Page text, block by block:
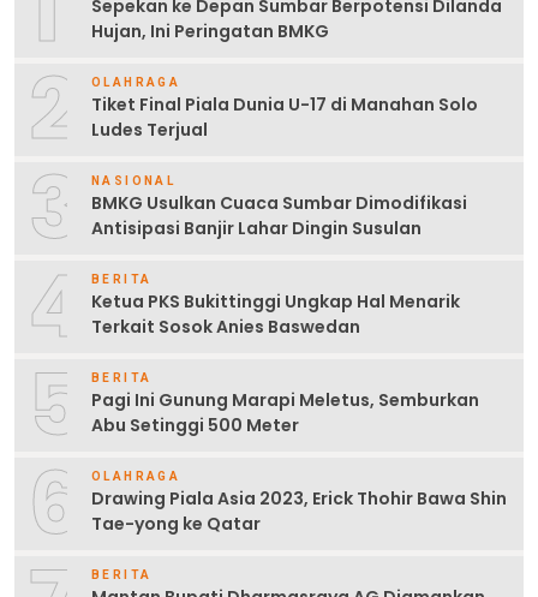
Sepekan ke Depan Sumbar Berpotensi Dilanda
Hujan, Ini Peringatan BMKG
2 OLAHRAGA
Tiket Final Piala Dunia U-17 di Manahan Solo
Ludes Terjual
3 NASIONAL
BMKG Usulkan Cuaca Sumbar Dimodifikasi
Antisipasi Banjir Lahar Dingin Susulan
4 BERITA
Ketua PKS Bukittinggi Ungkap Hal Menarik
Terkait Sosok Anies Baswedan
5 BERITA
Pagi Ini Gunung Marapi Meletus, Semburkan
Abu Setinggi 500 Meter
6 OLAHRAGA
Drawing Piala Asia 2023, Erick Thohir Bawa Shin
Tae-yong ke Qatar
BERITA